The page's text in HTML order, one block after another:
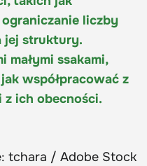
liczby
jej struktury.
małymi ssakami,
współpracować z
z ich obecności.
tchara / Adobe Stock